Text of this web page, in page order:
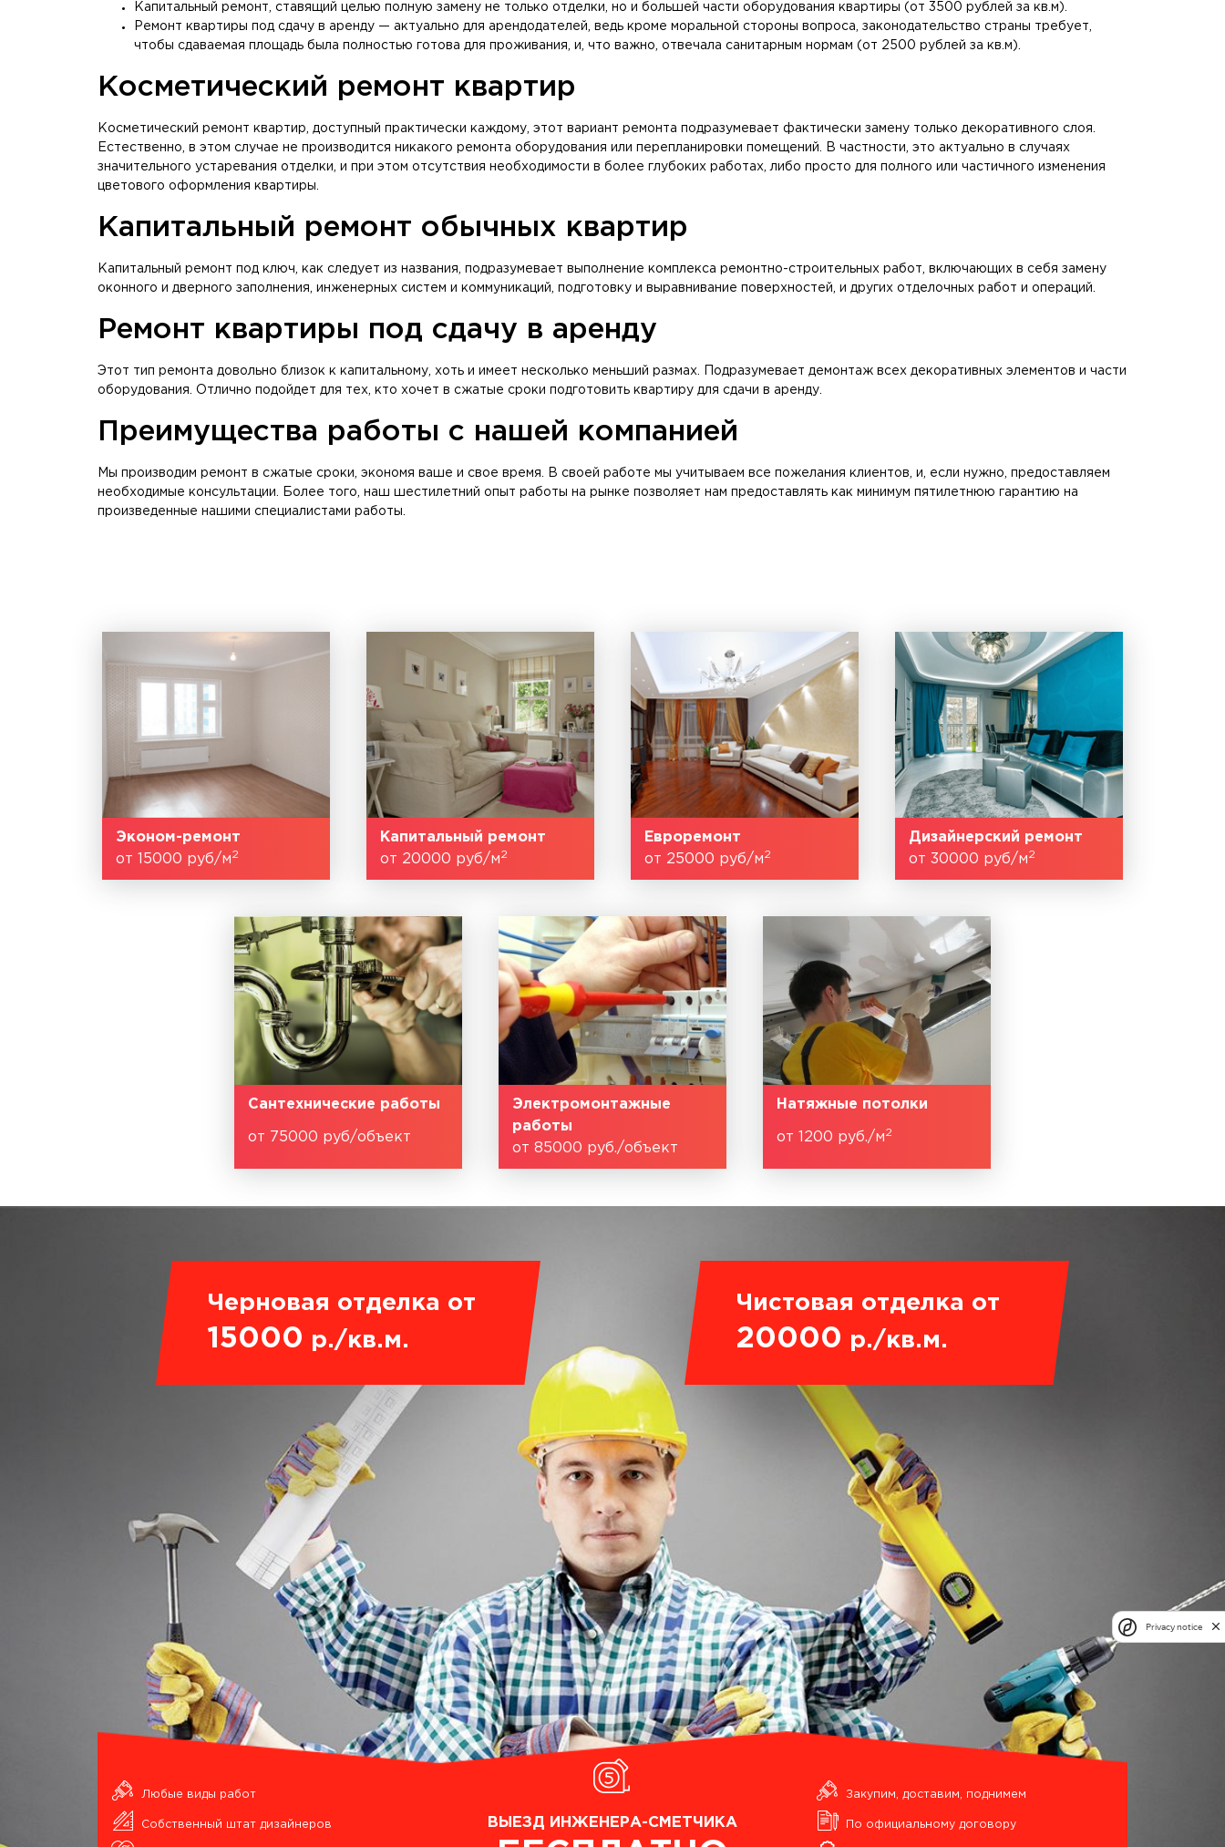
Капитальный ремонт, ставящий целью полную замену не только отделки, но и большей части оборудования квартиры (от 3500 рублей за кв.м).
Ремонт квартиры под сдачу в аренду — актуально для арендодателей, ведь кроме моральной стороны вопроса, законодательство страны требует,
чтобы сдаваемая площадь была полностью готова для проживания, и, что важно, отвечала санитарным нормам (от 2500 рублей за кв.м).
Косметический ремонт квартир
Косметический ремонт квартир, доступный практически каждому, этот вариант ремонта подразумевает фактически замену только декоративного слоя.
Естественно, в этом случае не производится никакого ремонта оборудования или перепланировки помещений. В частности, это актуально в случаях
значительного устаревания отделки, и при этом отсутствия необходимости в более глубоких работах, либо просто для полного или частичного изменения
цветового оформления квартиры.
Капитальный ремонт обычных квартир
Капитальный ремонт под ключ, как следует из названия, подразумевает выполнение комплекса ремонтно-строительных работ, включающих в себя замену
оконного и дверного заполнения, инженерных систем и коммуникаций, подготовку и выравнивание поверхностей, и других отделочных работ и операций.
Ремонт квартиры под сдачу в аренду
Этот тип ремонта довольно близок к капитальному, хоть и имеет несколько меньший размах. Подразумевает демонтаж всех декоративных элементов и части
оборудования. Отлично подойдет для тех, кто хочет в сжатые сроки подготовить квартиру для сдачи в аренду.
Преимущества работы с нашей компанией
Мы производим ремонт в сжатые сроки, экономя ваше и свое время. В своей работе мы учитываем все пожелания клиентов, и, если нужно, предоставляем
необходимые консультации. Более того, наш шестилетний опыт работы на рынке позволяет нам предоставлять как минимум пятилетнюю гарантию на
произведенные нашими специалистами работы.
Эконом-ремонт
от 15000 руб/м2
Капитальный ремонт
от 20000 руб/м2
Евроремонт
от 25000 руб/м2
Дизайнерский ремонт
от 30000 руб/м2
Сантехнические работы
от 75000 руб/объект
Электромонтажные
работы
от 85000 руб./объект
Натяжные потолки
от 1200 руб./м2
Черновая отделка от
15000 р./кв.м.
Чистовая отделка от
20000 р./кв.м.
Любые виды работ
Собственный штат дизайнеров ВЫЕЗД ИНЖЕНЕРА-СМЕТЧИКА
Закупим, доставим, поднимем
По официальному договору
Privacy notice